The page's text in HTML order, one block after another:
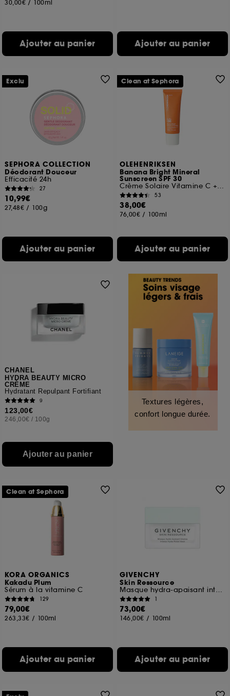
30,00€ / 100ml
Ajouter au panier Ajouter au panier
SEPHORA COLLECTION
Déodorant Douceur
Efficacité 24h
27
10,99€
27,48€ / 100g
Ajouter au panier
Exclu
OLEHENRIKSEN
Banana Bright Mineral
Sunscreen SPF 30
Crème Solaire Vitamine C + Niacinamide
53
38,00€
76,00€ / 100ml
Ajouter au panier
Clean at Sephora
CHANEL
HYDRA BEAUTY MICRO
CRÈME
Hydratant Repulpant Fortifiant
9
123,00€
246,00€ / 100g
Ajouter au panier
Textures légères,
confort longue durée.
KORA ORGANICS
Kakadu Plum
Sérum à la vitamine C
129
79,00€
263,33€ / 100ml
Ajouter au panier
Clean at Sephora
GIVENCHY
Skin Ressource
Masque hydra-apaisant intense
1
73,00€
146,00€ / 100ml
Ajouter au panier